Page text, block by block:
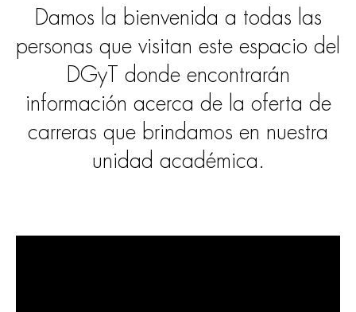
Damos la bienvenida a todas las
personas que visitan este espacio del
DGyT donde encontrarán
información acerca de la oferta de
carreras que brindamos en nuestra
unidad académica.